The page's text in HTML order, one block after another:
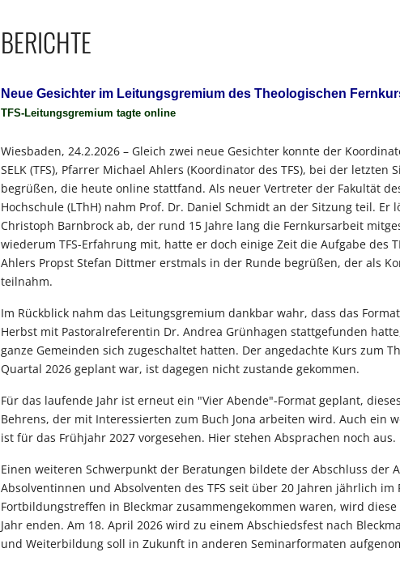
BERICHTE
Neue Gesichter im Leitungsgremium des Theologischen
TFS-Leitungsgremium tagte online
Wiesbaden, 24.2.2026 – Gleich zwei neue Gesichter konnte der
SELK (TFS), Pfarrer Michael Ahlers (Koordinator des TFS), bei der letzten
begrüßen, die heute online stattfand. Als neuer Vertreter der Fakultät
Hochschule (LThH) nahm Prof. Dr. Daniel Schmidt an der Sitzung teil. Er
Christoph Barnbrock ab, der rund 15 Jahre lang die Fernkursarbeit
wiederum TFS-Erfahrung mit, hatte er doch einige Zeit die Aufgabe des
Ahlers Propst Stefan Dittmer erstmals in der Runde begrüßen, der als
teilnahm.
Im Rückblick nahm das Leitungsgremium dankbar wahr, dass das
Herbst mit Pastoralreferentin Dr. Andrea Grünhagen stattgefunden
ganze Gemeinden sich zugeschaltet hatten. Der angedachte Kurs zum
Quartal 2026 geplant war, ist dagegen nicht zustande gekommen.
Für das laufende Jahr ist erneut ein "Vier Abende"-Format geplant,
Behrens, der mit Interessierten zum Buch Jona arbeiten wird. Auch ein
ist für das Frühjahr 2027 vorgesehen. Hier stehen Absprachen noch aus.
Einen weiteren Schwerpunkt der Beratungen bildete der Abschluss der
Absolventinnen und Absolventen des TFS seit über 20 Jahren jährlich
Fortbildungstreffen in Bleckmar zusammengekommen waren, wird
Jahr enden. Am 18. April 2026 wird zu einem Abschiedsfest nach
und Weiterbildung soll in Zukunft in anderen Seminarformaten